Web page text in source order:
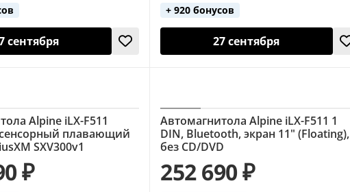
сентября
+ 920 бонусов
27 сентября
Alpine iLX-F511
плавающий
SXV300v1
₽
Автомагнитола Alpine iLX-F511 1
DIN, Bluetooth, экран 11" (Floating),
без CD/DVD
252 690 ₽